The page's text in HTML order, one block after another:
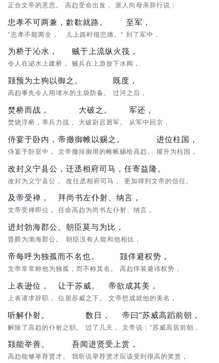
正合文帝的意思。 高赹受命出发， 派人向母亲辞行说：
忠孝不可两兼，
“忠孝不能两全，
歔欷就路。
儿上路时很悲痛。”
至军，
到了军中，
为桥于沁水，
令人在泌水上建桥，
贼于上流纵火筏，
贼兵在上游放下水阀，
颎预为土狗以御之。
高赹事先令人用堵水的土袋防备。
既度，
过河之后，
焚桥而战，
焚烧浮桥，率兵力战，
大破之。
大破尉迟迥军。
军还，
从军中回京，
侍宴于卧内，
侍宴于卧室中，
帝撤御帷以赐之。
文帝撤掉御用的帷帐赐给高赹。
进位柱国，
擢升为柱国，
改封义宁县公，
改封为义宁县公，
迁丞相府司马，
改任丞相府司马，
任寄益隆。
更加得到文帝的信任。
及帝受禅，
文帝受禅即位，
拜尚书左仆射、纳言，
任命高赹为尚书左仆射、纳言，
进封勃海郡公。
晋爵为渤海郡公。
朝臣莫与为比，
朝臣没有人能和他相比，
帝每呼为独孤而不名也。
文帝常常称他为独孤，而不称其名。
颎佯避权势，
高赹佯装避讳权势，
上表逊位，
上表请求辞职，
让于苏威。
位居苏威之下。
帝欲成其美，
文帝想成就他的美名，
听解仆射。
解除了高赹的仆射之职。
数日，
过了几天，
帝曰“苏威高蹈前朝，
文帝说：“苏威高居前朝，
颎能举善。
高赹能够举荐贤才。
吾闻进贤受上赏，
我听说举荐贤才应该受到很高的奖赏，